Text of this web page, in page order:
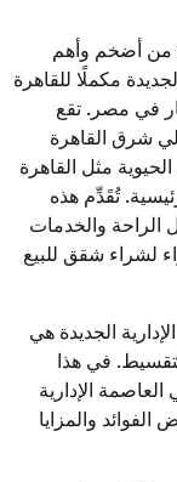
من أضخم وأهم
مكملًا للقاهرة
في مصر. تقع
شرق القاهرة
مثل القاهرة
تُقَدِّم هذه
الراحة والخدمات
لشراء شقق للبيع
الجديدة هي
في هذا
الإدارية
والمزايا